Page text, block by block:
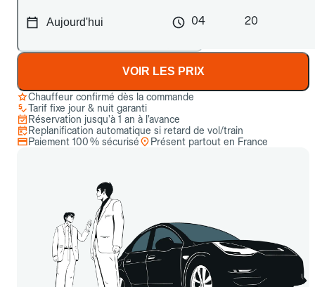
04 20
VOIR LES PRIX
Chauffeur confirmé dès la commande
Tarif fixe jour & nuit garanti
Réservation jusqu’à 1 an à l’avance
Replanification automatique si retard de vol/train
Paiement 100 % sécurisé
Présent partout en France